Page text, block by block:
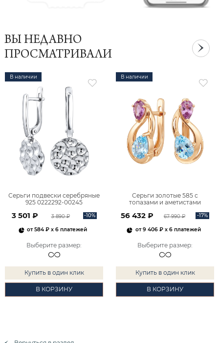
ВЫ НЕДАВНО
ПРОСМАТРИВАЛИ
В наличии
Серьги подвески серебряные
925 0222292-00245
3 501 ₽ 3 890 ₽ -10%
от584 ₽ x 6 платежей
Выберите размер:
Купить в один клик
В КОРЗИНУ
В наличии
Серьги золотые 585 с
топазами и аметистами
56 432 ₽ 67 990 ₽ -17%
от9 406 ₽x 6 платежей
Выберите размер:
Купить в один клик
В КОРЗИНУ